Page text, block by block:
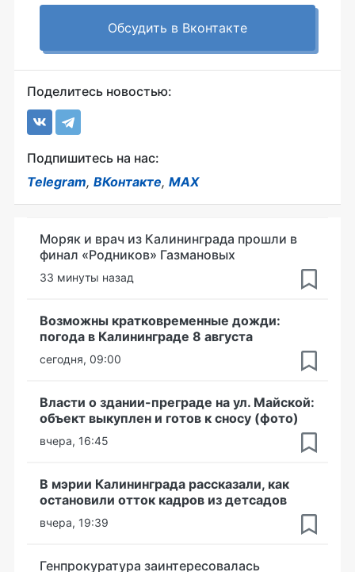
Обсудить в Вконтакте
Поделитесь новостью:
Подпишитесь на нас:
Telegram, ВКонтакте, MAX
Моряк и врач из Калининграда прошли в
финал «Родников» Газмановых
33 минуты назад
Возможны кратковременные дожди:
погода в Калининграде 8 августа
сегодня, 09:00
Власти о здании-преграде на ул. Майской:
объект выкуплен и готов к сносу (фото)
вчера, 16:45
В мэрии Калининграда рассказали, как
остановили отток кадров из детсадов
вчера, 19:39
Генпрокуратура заинтересовалась